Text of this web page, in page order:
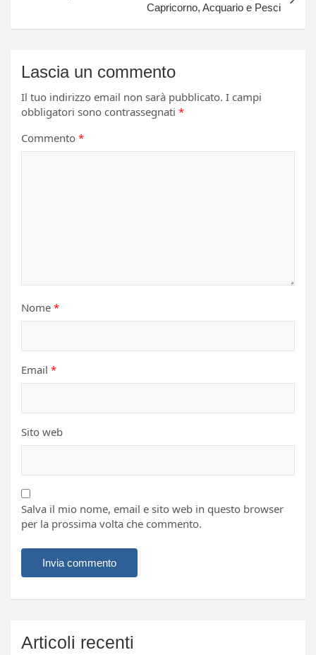
Capricorno, Acquario e Pesci
Lascia un commento
Il tuo indirizzo email non sarà pubblicato. I campi
obbligatori sono contrassegnati *
Commento *
Nome *
Email *
Sito web
Salva il mio nome, email e sito web in questo browser
per la prossima volta che commento.
Articoli recenti